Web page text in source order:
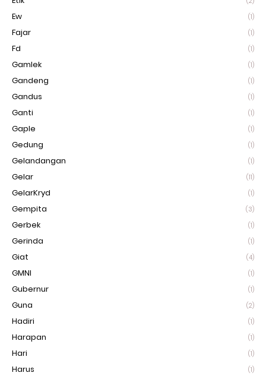
Ew (1)
Fajar (1)
Fd (1)
Gamlek (1)
Gandeng (1)
Gandus (1)
Ganti (1)
Gaple (1)
Gedung (1)
Gelandangan (1)
Gelar (11)
GelarKryd (1)
Gempita (3)
Gerbek (1)
Gerinda (1)
Giat (4)
GMNI (1)
Gubernur (1)
Guna (2)
Hadiri (1)
Harapan (1)
Hari (1)
Harus (1)